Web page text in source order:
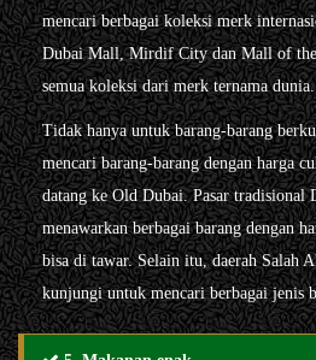
mencari berbagai koleksi merk
Dubai Mall, Mirdif City dan Mall of the
semua koleksi dari merk ternama dunia.
Tidak hanya untuk barang-barang
mencari barang-barang dengan harga
datang ke Old Dubai. Pasar tradisional
menawarkan berbagai barang dengan
bisa di tawar. Selain itu, daerah Salah
kunjungi untuk mencari berbagai jenis